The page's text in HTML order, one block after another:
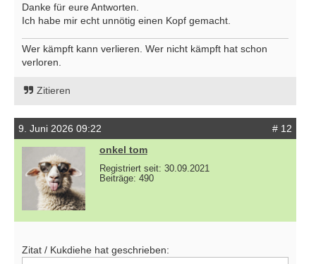
Danke für eure Antworten.
Ich habe mir echt unnötig einen Kopf gemacht.
Wer kämpft kann verlieren. Wer nicht kämpft hat schon
verloren.
Zitieren
9. Juni 2026 09:22
# 12
onkel tom
Registriert seit: 30.09.2021
Beiträge: 490
Zitat / Kukdiehe hat geschrieben: